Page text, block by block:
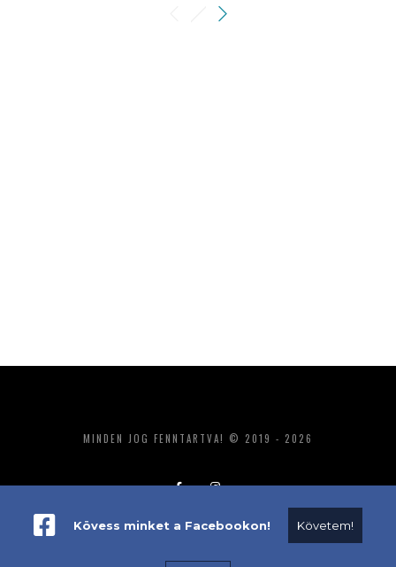
MINDEN JOG FENNTARTVA! © 2019 - 2026
ADATKEZELÉS IMPRESSZUM MÉDIAAJÁNLAT
Kövess minket a Facebookon! Követem!